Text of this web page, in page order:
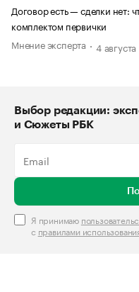
Договор есть — сделки нет:
комплектом первички
Мнение эксперта
4
Выбор редакции:
и Сюжеты РБК
Я принимаю
с правилами